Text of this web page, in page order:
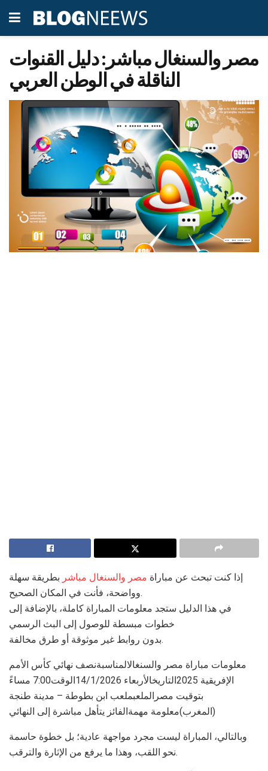
مصر والسنغال مباشر: دليل القنوات
الناقلة في الوطن العربي
إذا كنت تبحث عن مباراة مصر والسنغال مباشر بطريقة سهلة
وواضحة، فأنت في المكان الصحيح.
في هذا الدليل ستجد معلومات المباراة كاملة، بالإضافة إلى
خطوات مبسطة للوصول إلى البث الرسمي
بدون روابط غير موثوقة أو طرق مخالفة.
معلومات مباراة مصر والسنغالالمناسبةنصف نهائي كأس الأمم
الإفريقية 2025التاريخالأربعاء 14/1/2026الوقت7:00 مساءً
بتوقيت مصرالملعبملعب ابن بطوطة – مدينة طنجة
(المغرب)معلومة مهمةالفائز يتأهل مباشرة إلى النهائي
وبالتالي، المباراة ليست مجرد مواجهة عادية؛ بل خطوة حاسمة
نحو اللقب، وهذا ما يرفع من الإثارة والترقب.